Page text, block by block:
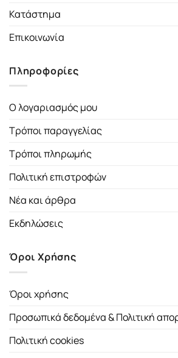
Κατάστημα
Επικοινωνία
Πληροφορίες
Ο λογαριασμός μου
Τρόποι παραγγελίας
Τρόποι πληρωμής
Πολιτική επιστροφών
Νέα και άρθρα
Εκδηλώσεις
Όροι Χρήσης
Όροι χρήσης
Προσωπικά δεδομένα & Πολιτική
Πολιτική cookies